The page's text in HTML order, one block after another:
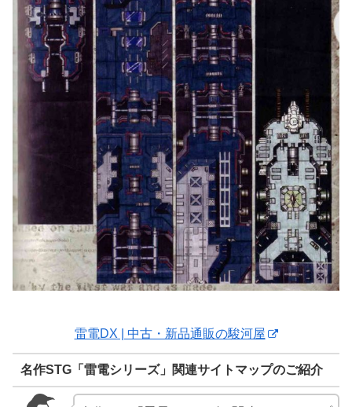
雷電DX | 中古・新品通販の駿河屋
名作STG「雷電シリーズ」関連サイトマップのご紹介